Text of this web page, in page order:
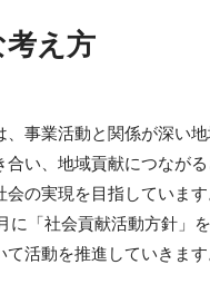
考え方
、事業活動と関係が深い
合い、地域貢献につなが
会の実現を目指していま
に「社会貢献活動方針」
活動を推進していきます